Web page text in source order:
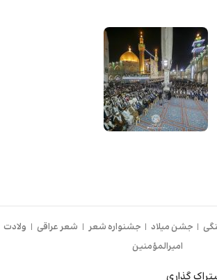
| جشن میلاد | جشنواره شعر | شعر عراقی | ولادت
امیرالمؤمنین
گذاری